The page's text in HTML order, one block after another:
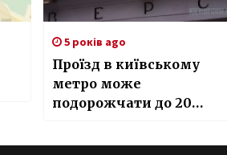
5 років ago
Проїзд в київському
метро може
подорожчати до 20